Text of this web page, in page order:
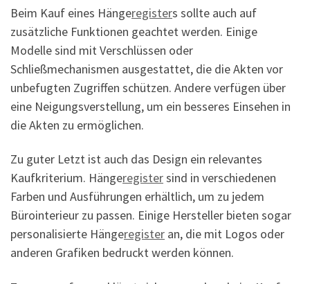
Beim Kauf eines Hängeregisters sollte auch auf
zusätzliche Funktionen geachtet werden. Einige
Modelle sind mit Verschlüssen oder
Schließmechanismen ausgestattet, die die Akten vor
unbefugten Zugriffen schützen. Andere verfügen über
eine Neigungsverstellung, um ein besseres Einsehen in
die Akten zu ermöglichen.
Zu guter Letzt ist auch das Design ein relevantes
Kaufkriterium. Hängeregistersind in verschiedenen
Farben und Ausführungen erhältlich, um zu jedem
Bürointerieur zu passen. Einige Hersteller bieten sogar
personalisierte Hängeregister an, die mit Logos oder
anderen Grafiken bedruckt werden können.